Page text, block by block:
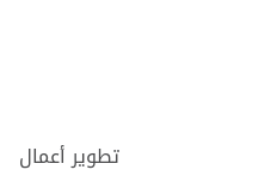
تطوير أعمال